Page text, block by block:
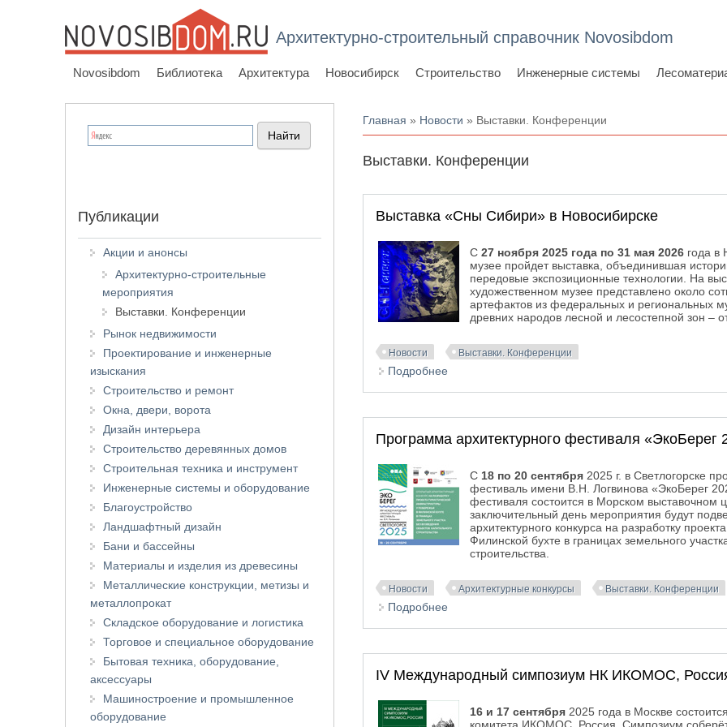
Архитектурно-строительный справочник Novosibdom
Novosibdom Библиотека Архитектура Новосибирск Строительство Инженерные системы
Вы здесь
Главная » Новости » Выставки. Конференции
Выставки. Конференции
Выставка «Сны Сибири» в Новосибирске
С27 ноября 2025 года по 31 мая 2026 года в
музее пройдет выставка, объединившая
передовые экспозиционные технологии. На
художественном музее представлено около
артефактов из федеральных и региональных
древних народов лесной и лесостепной зон –
Новости Выставки. Конференции
Подробнее
Программа архитектурного фестиваля «ЭкоБерег
С 18 по 20 сентября 2025 г. в Светлогорске
фестиваль имени В.Н. Логвинова «ЭкоБерег
фестиваля состоится в Морском выставочном
заключительный день мероприятия будут
архитектурного конкурса на разработку
Филинской бухте в границах земельного
строительства.
Новости Архитектурные конкурсы Выставки. Конференции
Подробнее
IV Международный симпозиум НК ИКОМОС,
16 и 17 сентября 2025 года в Москве
Публикации
Акции и анонсы
Архитектурно-строительные
мероприятия
Выставки. Конференции
Рынок недвижимости
Проектирование и инженерные
изыскания
Строительство и ремонт
Окна, двери, ворота
Дизайн интерьера
Строительство деревянных домов
Строительная техника и инструмент
Инженерные системы и оборудование
Благоустройство
Ландшафтный дизайн
Бани и бассейны
Материалы и изделия из древесины
Металлические конструкции, метизы и
металлопрокат
Складское оборудование и логистика
Торговое и специальное оборудование
Бытовая техника, оборудование,
аксессуары
Машиностроение и промышленное
оборудование